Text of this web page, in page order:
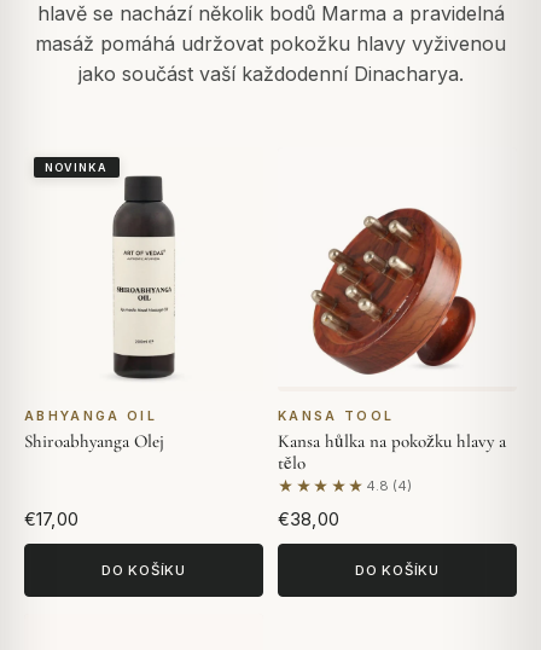
hlavě se nachází několik bodů Marma a pravidelná
masáž pomáhá udržovat pokožku hlavy vyživenou
jako součást vaší každodenní Dinacharya.
NOVINKA
ABHYANGA OIL
Shiroabhyanga Olej
€17,00
DO KOŠÍKU
KANSA TOOL
Kansa hůlka na pokožku hlavy a
tělo
★★★★★ 4.8 (4)
Na základě 4 hodnocení
€38,00
DO KOŠÍKU